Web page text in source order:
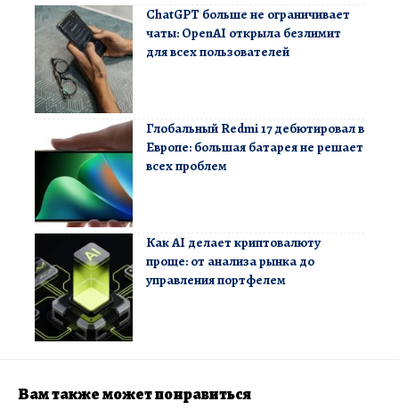
ChatGPT больше не ограничивает
чаты: OpenAI открыла безлимит
для всех пользователей
Глобальный Redmi 17 дебютировал в
Европе: большая батарея не решает
всех проблем
Как AI делает криптовалюту
проще: от анализа рынка до
управления портфелем
Вам также может понравиться